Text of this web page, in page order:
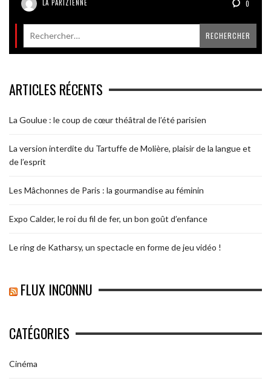
LA PARIZIENNE 0
ARTICLES RÉCENTS
La Goulue : le coup de cœur théâtral de l’été parisien
La version interdite du Tartuffe de Molière, plaisir de la langue et
de l’esprit
Les Mâchonnes de Paris : la gourmandise au féminin
Expo Calder, le roi du fil de fer, un bon goût d’enfance
Le ring de Katharsy, un spectacle en forme de jeu vidéo !
FLUX INCONNU
CATÉGORIES
Cinéma